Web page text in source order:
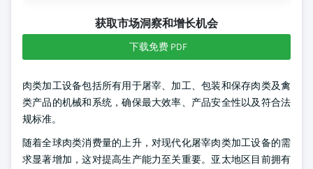
获取市场洞察和增长机会
下载免费 PDF
肉类加工设备包括所有用于屠宰、加工、包装和保存肉类及禽
类产品的机械和系统，确保最大效率、产品安全性以及符合法
规标准。
随着全球肉类消费量的上升，对现代化屠宰肉类加工设备的需
求显著增加，这对提高生产能力至关重要。亚太地区目前拥有